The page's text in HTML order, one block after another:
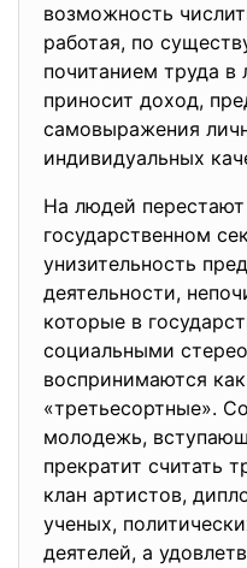
возможность
работая, по
почитанием труда в
приносит доход,
самовыражения
индивидуальных
На людей
государственном
унизительность
деятельности,
которые в
социальными
воспринимаются
«третьесортные».
молодежь,
прекратит считать
клан артистов,
ученых,
деятелей, а